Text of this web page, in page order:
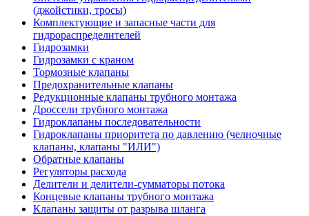
(джойстики, тросы)
Комплектующие и запасные части для
гидрораспределителей
Гидрозамки
Гидрозамки с краном
Тормозные клапаны
Предохранительные клапаны
Редукционные клапаны трубного монтажа
Дроссели трубного монтажа
Гидроклапаны последовательности
Гидроклапаны приоритета по давлению (челночные
клапаны, клапаны "ИЛИ")
Обратные клапаны
Регуляторы расхода
Делители и делители-сумматоры потока
Концевые клапаны трубного монтажа
Клапаны защиты от разрыва шланга